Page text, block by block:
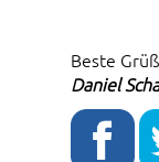
Beste
Daniel